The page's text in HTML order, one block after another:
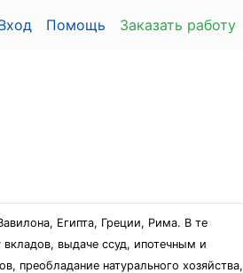
Помощь Заказать работу
Египта, Греции, Рима. В те
выдаче ссуд, ипотечным и
преобладание натурального хозяйства,